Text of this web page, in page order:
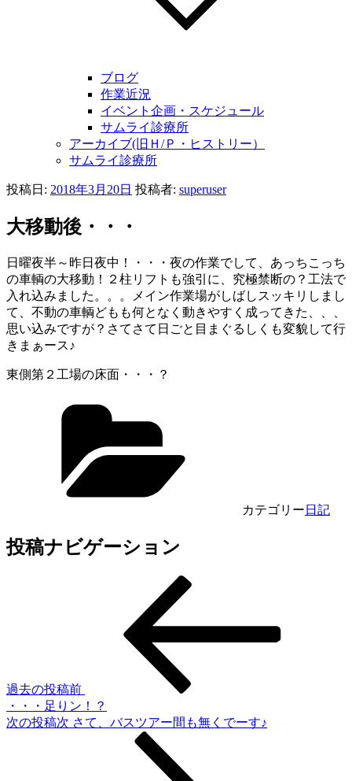
ブログ
作業近況
イベント企画・スケジュール
サムライ診療所
アーカイブ(旧Ｈ/Ｐ・ヒストリー）
サムライ診療所
投稿日: 2018年3月20日 投稿者: superuser
大移動後・・・
日曜夜半～昨日夜中！・・・夜の作業でして、あっちこっち
の車輌の大移動！２柱リフトも強引に、究極禁断の？工法で
入れ込みました。。。メイン作業場がしばしスッキリしまし
て、不動の車輌どもも何となく動きやすく成ってきた、、、
思い込みですが？さてさて日ごと目まぐるしくも変貌して行
きまぁース♪
東側第２工場の床面・・・？
カテゴリー 日記
投稿ナビゲーション
過去の投稿前
・・・足りン！？
次の投稿次 さて、バスツアー間も無くでーす♪